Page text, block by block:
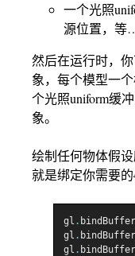
一个光照
源位置，等
然后在运行时，
象，每个模型一
个光照uniform缓
象。
绘制任何物体假
就是绑定你需要
gl .
gl .
gl .